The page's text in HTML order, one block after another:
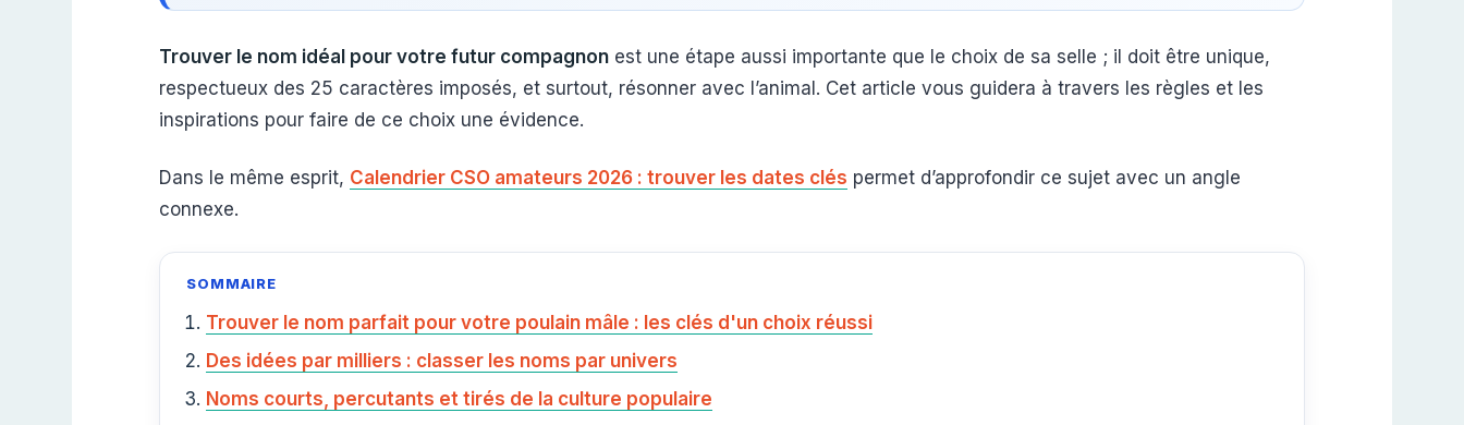
Trouver le nom idéal pour votre futur compagnon est une étape aussi importante que le choix de sa selle ; il doit être unique,
respectueux des 25 caractères imposés, et surtout, résonner avec l’animal. Cet article vous guidera à travers les règles et les
inspirations pour faire de ce choix une évidence.
Dans le même esprit, Calendrier CSO amateurs 2026 : trouver les dates clés permet d’approfondir ce sujet avec un angle
connexe.
SOMMAIRE
Trouver le nom parfait pour votre poulain mâle : les clés d'un choix réussi
Des idées par milliers : classer les noms par univers
Noms courts, percutants et tirés de la culture populaire